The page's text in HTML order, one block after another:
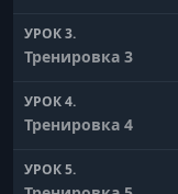
УРОК 3.
Тренировка 3
УРОК 4.
Тренировка 4
УРОК 5.